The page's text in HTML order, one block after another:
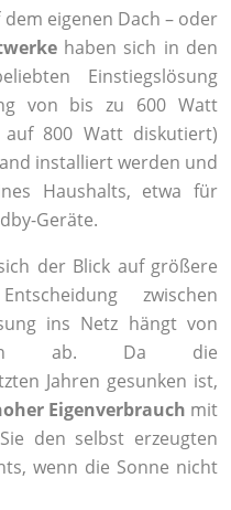
eigenen Dach – oder
haben sich in den
Einstiegslösung
von bis zu 600 Watt
800 Watt diskutiert)
installiert werden und
Haushalts, etwa für
Geräte.
der Blick auf größere
zwischen
ins Netz hängt von
ab. Da die
Jahren gesunken ist,
Eigenverbrauch mit
den selbst erzeugten
wenn die Sonne nicht